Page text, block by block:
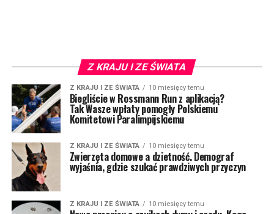
Z KRAJU I ZE ŚWIATA
Z KRAJU I ZE ŚWIATA 10 miesięcy temu
Biegliście w Rossmann Run z aplikacją?
Tak Wasze wpłaty pomogły Polskiemu
Komitetowi Paralimpijskiemu
Z KRAJU I ZE ŚWIATA 10 miesięcy temu
Zwierzęta domowe a dzietność. Demograf
wyjaśnia, gdzie szukać prawdziwych przyczyn
Z KRAJU I ZE ŚWIATA 10 miesięcy temu